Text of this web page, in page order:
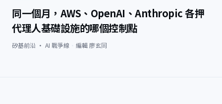
同一個月，AWS、OpenAI、Anthropic 各押
代理人基礎設施的哪個控制點
矽基前沿 · AI 戰爭線 編輯廖玄同